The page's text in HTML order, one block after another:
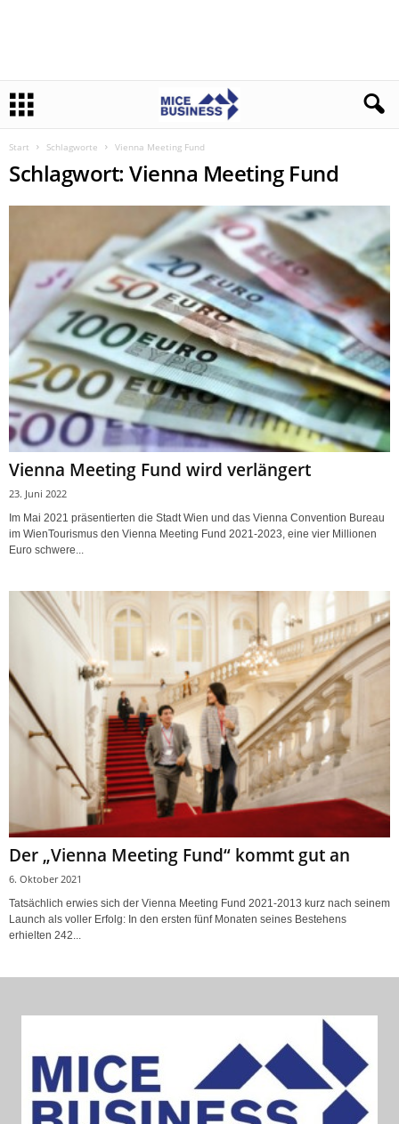
Start Schlagworte Vienna Meeting Fund
Schlagwort: Vienna Meeting Fund
Vienna Meeting Fund wird verlängert
23. Juni 2022
Im Mai 2021 präsentierten die Stadt Wien und das Vienna Convention Bureau
im WienTourismus den Vienna Meeting Fund 2021-2023, eine vier Millionen
Euro schwere...
Der „Vienna Meeting Fund“ kommt gut an
6. Oktober 2021
Tatsächlich erwies sich der Vienna Meeting Fund 2021-2013 kurz nach seinem
Launch als voller Erfolg: In den ersten fünf Monaten seines Bestehens
erhielten 242...